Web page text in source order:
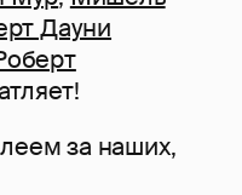
Дауни
за наших,